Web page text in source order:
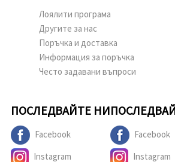
Лоялити програма
Другите за нас
Поръчка и доставка
Информация за поръчка
Често задавани въпроси
ПОСЛЕДВАЙТЕ НИ
Facebook
Instagram
Facebook
Instagram